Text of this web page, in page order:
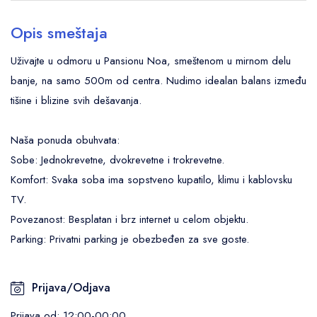
Opis smeštaja
Uživajte u odmoru u Pansionu Noa, smeštenom u mirnom delu
banje, na samo 500m od centra. Nudimo idealan balans između
tišine i blizine svih dešavanja.
Naša ponuda obuhvata:
Sobe: Jednokrevetne, dvokrevetne i trokrevetne.
Komfort: Svaka soba ima sopstveno kupatilo, klimu i kablovsku
TV.
Povezanost: Besplatan i brz internet u celom objektu.
Parking: Privatni parking je obezbeđen za sve goste.
Prijava/Odjava
Noćni stočić sa lampom
Posteljina
TV u spavaćoj sobi
Pribor za peglanje
Kuhinja i trpezarija:
Frižider / Zamrzivač
Ketler / Čajnik
Kupatilo:
Sopstveno kupatilo
Peškiri
Fen za kosu
Kozmetika (šampon, sapun)
Terasa
Zajedničko dvorište